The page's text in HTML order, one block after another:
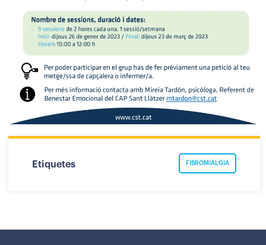
Etiquetes FIBROMIÀLGIA